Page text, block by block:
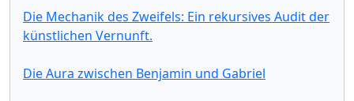
Die Mechanik des Zweifels: Ein rekursives Audit der
künstlichen Vernunft.
Die Aura zwischen Benjamin und Gabriel